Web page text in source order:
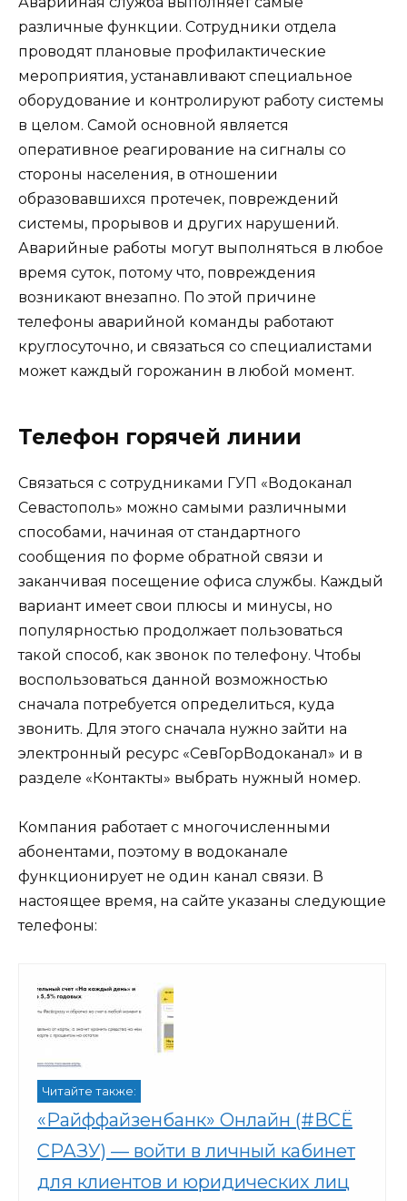
различные функции. Сотрудники отдела
проводят плановые профилактические
мероприятия, устанавливают специальное
оборудование и контролируют работу системы
в целом. Самой основной является
оперативное реагирование на сигналы со
стороны населения, в отношении
образовавшихся протечек, повреждений
системы, прорывов и других нарушений.
Аварийные работы могут выполняться в любое
время суток, потому что, повреждения
возникают внезапно. По этой причине
телефоны аварийной команды работают
круглосуточно, и связаться со специалистами
может каждый горожанин в любой момент.
Телефон горячей линии
Связаться с сотрудниками ГУП «Водоканал
Севастополь» можно самыми различными
способами, начиная от стандартного
сообщения по форме обратной связи и
заканчивая посещение офиса службы. Каждый
вариант имеет свои плюсы и минусы, но
популярностью продолжает пользоваться
такой способ, как звонок по телефону. Чтобы
воспользоваться данной возможностью
сначала потребуется определиться, куда
звонить. Для этого сначала нужно зайти на
электронный ресурс «СевГорВодоканал» и в
разделе «Контакты» выбрать нужный номер.
Компания работает с многочисленными
абонентами, поэтому в водоканале
функционирует не один канал связи. В
настоящее время, на сайте указаны следующие
телефоны:
Читайте также:
«Райффайзенбанк» Онлайн (#ВСЁ
СРАЗУ) — войти в личный кабинет
для клиентов и юридических лиц